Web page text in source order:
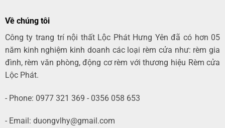
Về chúng tôi
Công ty trang trí nội thất Lộc Phát Hưng Yên đã có hơn 05
năm kinh nghiệm kinh doanh các loại rèm cửa như: rèm gia
đình, rèm văn phòng, động cơ rèm với thương hiệu Rèm cửa
Lộc Phát.
- Phone: 0977 321 369 - 0356 058 653
- Email: duongvlhy@gmail.com